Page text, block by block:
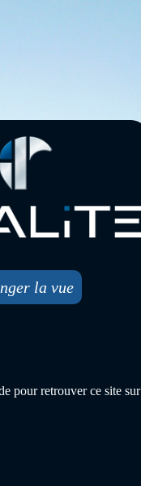
la vue
pour retrouver ce site sur